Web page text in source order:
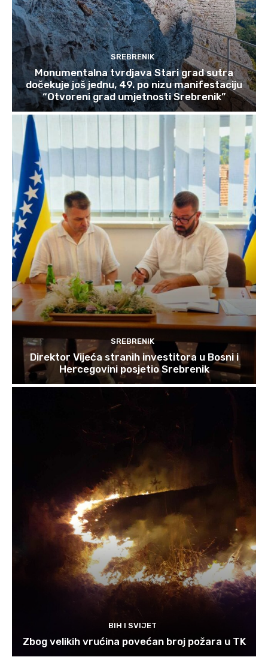
SREBRENIK
Monumentalna tvrdjava Stari grad sutra
dočekuje još jednu, 49. po nizu manifestaciju
“Otvoreni grad umjetnosti Srebrenik”
SREBRENIK
Direktor Vijeća stranih investitora u Bosni i
Hercegovini posjetio Srebrenik
BIH I SVIJET
Zbog velikih vrućina povećan broj požara u TK